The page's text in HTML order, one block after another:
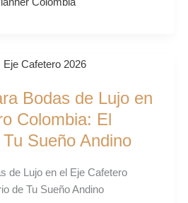
Bodas de Lujo en
Colombia: El
Sueño Andino
de Lujo en el Eje Cafetero
de Tu Sueño Andino